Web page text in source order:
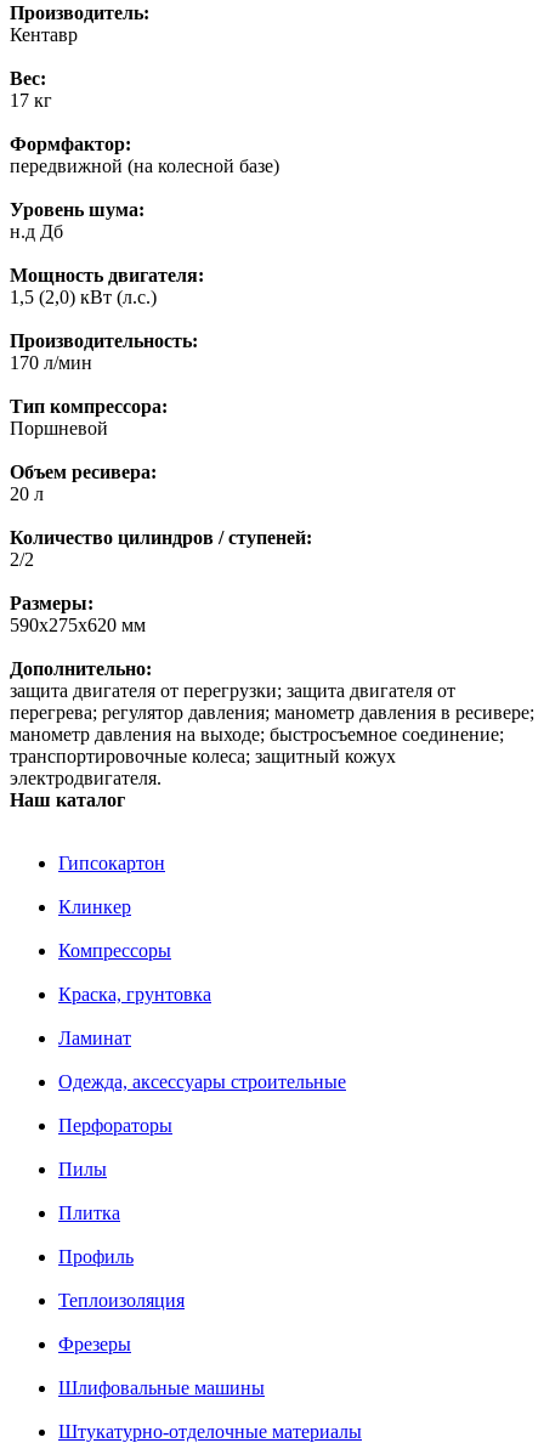
Производитель:
Кентавр
Вес:
17 кг
Формфактор:
передвижной (на колесной базе)
Уровень шума:
н.д Дб
Мощность двигателя:
1,5 (2,0) кВт (л.с.)
Производительность:
170 л/мин
Тип компрессора:
Пoршневoй
Объем ресивера:
20 л
Количество цилиндров / ступеней:
2/2
Размеры:
590х275х620 мм
Дополнительно:
защита двигателя от перегрузки; защита двигателя от
перегрева; регулятор давления; манометр давления в ресивере;
манометр давления на выходе; быстросъемное соединение;
транспортировочные колеса; защитный кожух
электродвигателя.
Наш каталог
Гипсокартон
Клинкер
Компрессоры
Краска, грунтовка
Ламинат
Одежда, аксессуары строительные
Перфораторы
Пилы
Плитка
Профиль
Теплоизоляция
Фрезеры
Шлифовальные машины
Штукатурно-отделочные материалы